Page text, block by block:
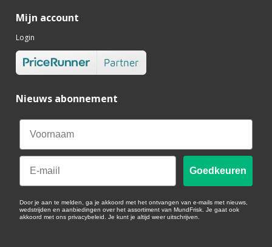
Mijn account
Login
Nieuws abonnement
Email
Goedkeuren
Door je aan te melden, ga je akkoord met het ontvangen van e-mails met nieuws,
wedstrijden en aanbiedingen over het assortiment van MundFrisk. Je gaat ook
akkoord met ons privacybeleid. Je kunt je altijd weer uitschrijven.